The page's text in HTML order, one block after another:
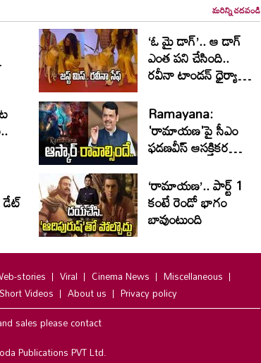
మరిన్ని చదవండి
‘ఓ మై డాగ్’.. ఆ డాగ్
ఎంత పని చేసింది..
రవీనా టాండన్ ధైర్యానికి
Ramayana:
'రామాయణ'పై సీఎం
ఫడణవీస్ ఆసక్తికర
‘రామాయణ’.. పార్ట్‌ 1
కంటే రెండో భాగం
బావుంటుంది
stories Viral Cinema News
Miscellaneous
Short Videos About us
Privacy policy
sales please contact
Publications PVT Ltd.